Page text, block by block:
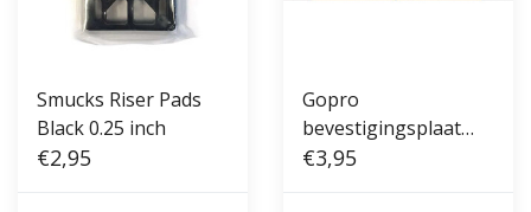
Smucks Riser Pads
Black 0.25 inch
€2,95
Gopro
bevestigingsplaat
voor longboard
€3,95